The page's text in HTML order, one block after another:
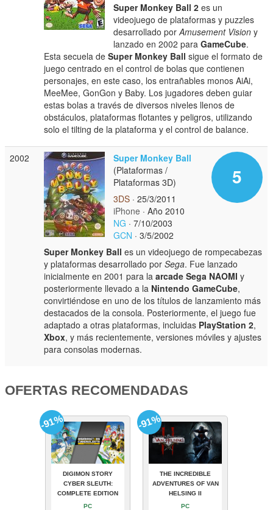
Super Monkey Ball 2 es un
videojuego de plataformas y puzzles
desarrollado porAmusement Vision y
lanzado en 2002 paraGameCube.
Esta secuela deSuper Monkey Ball sigue el formato de
juego centrado en el control de bolas que contienen
personajes, en este caso, los entrañables monos AiAi,
MeeMee, GonGon y Baby. Los jugadores deben guiar
estas bolas a través de diversos niveles llenos de
obstáculos, plataformas flotantes y peligros, utilizando
solo el tilting de la plataforma y el control de balance.
2002
5
Super Monkey Ball
(Plataformas /
Plataformas 3D)
3DS · 25/3/2011
iPhone · Año 2010
NG · 7/10/2003
GCN · 3/5/2002
Super Monkey Ball es un videojuego de rompecabezas
y plataformas desarrollado porSega. Fue lanzado
inicialmente en 2001 para laarcade Sega NAOMI y
posteriormente llevado a la Nintendo GameCube,
convirtiéndose en uno de los títulos de lanzamiento más
destacados de la consola. Posteriormente, el juego fue
adaptado a otras plataformas, incluidas PlayStation 2,
Xbox, y más recientemente, versiones móviles y ajustes
para consolas modernas.
OFERTAS RECOMENDADAS
DIGIMON STORY
CYBER SLEUTH:
COMPLETE EDITION
PC
-91%
THE INCREDIBLE
ADVENTURES OF VAN
HELSING II
PC
-91%